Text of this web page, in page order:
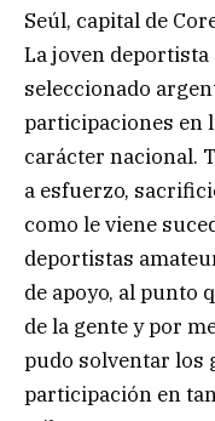
Seúl, capital de
La joven
seleccionado
participaciones en
carácter nacional.
a esfuerzo,
como le viene
deportistas
de apoyo, al punto
de la gente y por
pudo solventar los
participación en